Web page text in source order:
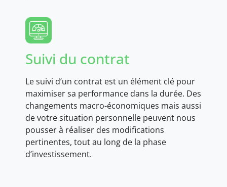
Suivi du contrat
Le suivi d’un contrat est un élément clé pour
maximiser sa performance dans la durée. Des
changements macro-économiques mais aussi
de votre situation personnelle peuvent nous
pousser à réaliser des modifications
pertinentes, tout au long de la phase
d’investissement.